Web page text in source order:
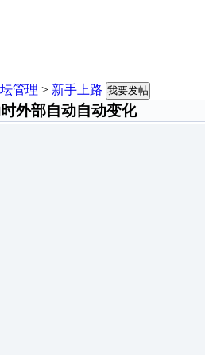
管理 > 新手上路 我要发帖
外部自动自动变化